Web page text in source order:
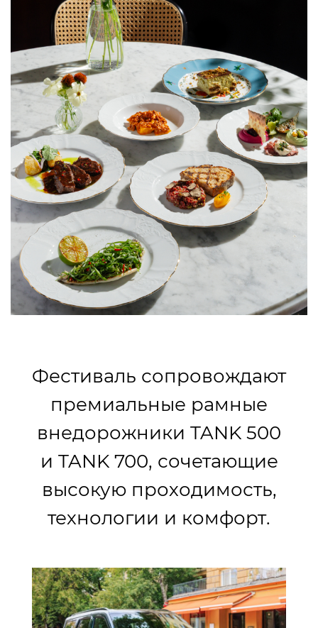
Фестиваль сопровождают
премиальные рамные
внедорожники TANK 500
и TANK 700, сочетающие
высокую проходимость,
технологии и комфорт.